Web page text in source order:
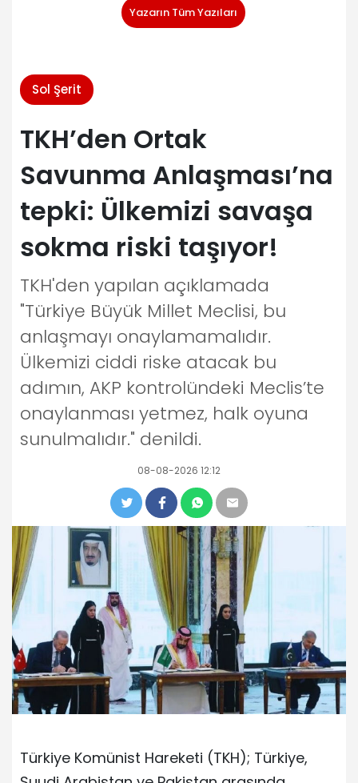
Yazarın Tüm Yazıları
Sol Şerit
TKH’den Ortak
Savunma Anlaşması’na
tepki: Ülkemizi savaşa
sokma riski taşıyor!
TKH'den yapılan açıklamada
"Türkiye Büyük Millet Meclisi, bu
anlaşmayı onaylamamalıdır.
Ülkemizi ciddi riske atacak bu
adımın, AKP kontrolündeki Meclis’te
onaylanması yetmez, halk oyuna
sunulmalıdır." denildi.
08-08-2026 12:12
Türkiye Komünist Hareketi (TKH); Türkiye,